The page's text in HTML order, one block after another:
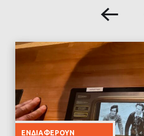
ΕΝΔΙΑΦΈΡΟΥΝ